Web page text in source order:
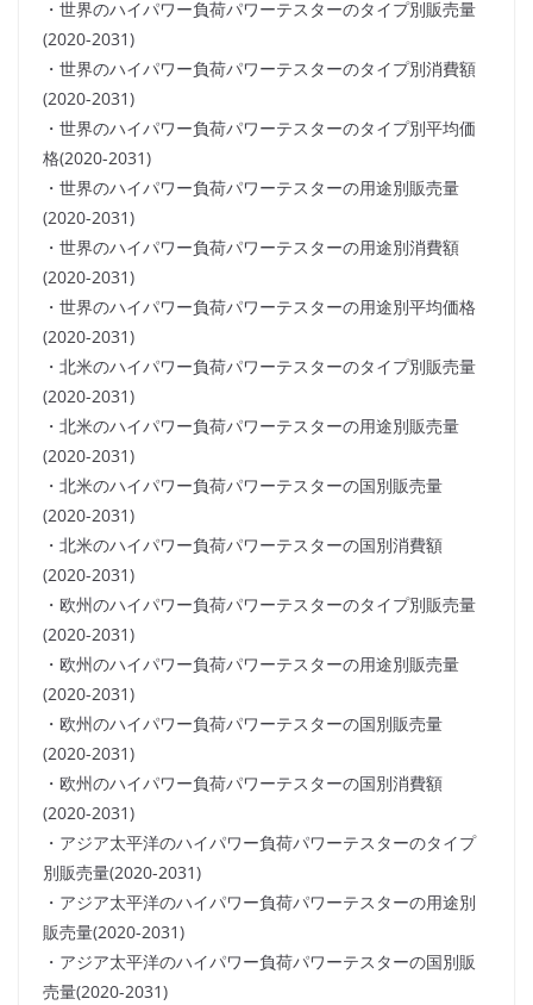
・世界のハイパワー負荷パワーテスターのタイプ別販売量
(2020-2031)
・世界のハイパワー負荷パワーテスターのタイプ別消費額
(2020-2031)
・世界のハイパワー負荷パワーテスターのタイプ別平均価
格(2020-2031)
・世界のハイパワー負荷パワーテスターの用途別販売量
(2020-2031)
・世界のハイパワー負荷パワーテスターの用途別消費額
(2020-2031)
・世界のハイパワー負荷パワーテスターの用途別平均価格
(2020-2031)
・北米のハイパワー負荷パワーテスターのタイプ別販売量
(2020-2031)
・北米のハイパワー負荷パワーテスターの用途別販売量
(2020-2031)
・北米のハイパワー負荷パワーテスターの国別販売量
(2020-2031)
・北米のハイパワー負荷パワーテスターの国別消費額
(2020-2031)
・欧州のハイパワー負荷パワーテスターのタイプ別販売量
(2020-2031)
・欧州のハイパワー負荷パワーテスターの用途別販売量
(2020-2031)
・欧州のハイパワー負荷パワーテスターの国別販売量
(2020-2031)
・欧州のハイパワー負荷パワーテスターの国別消費額
(2020-2031)
・アジア太平洋のハイパワー負荷パワーテスターのタイプ
別販売量(2020-2031)
・アジア太平洋のハイパワー負荷パワーテスターの用途別
販売量(2020-2031)
・アジア太平洋のハイパワー負荷パワーテスターの国別販
売量(2020-2031)